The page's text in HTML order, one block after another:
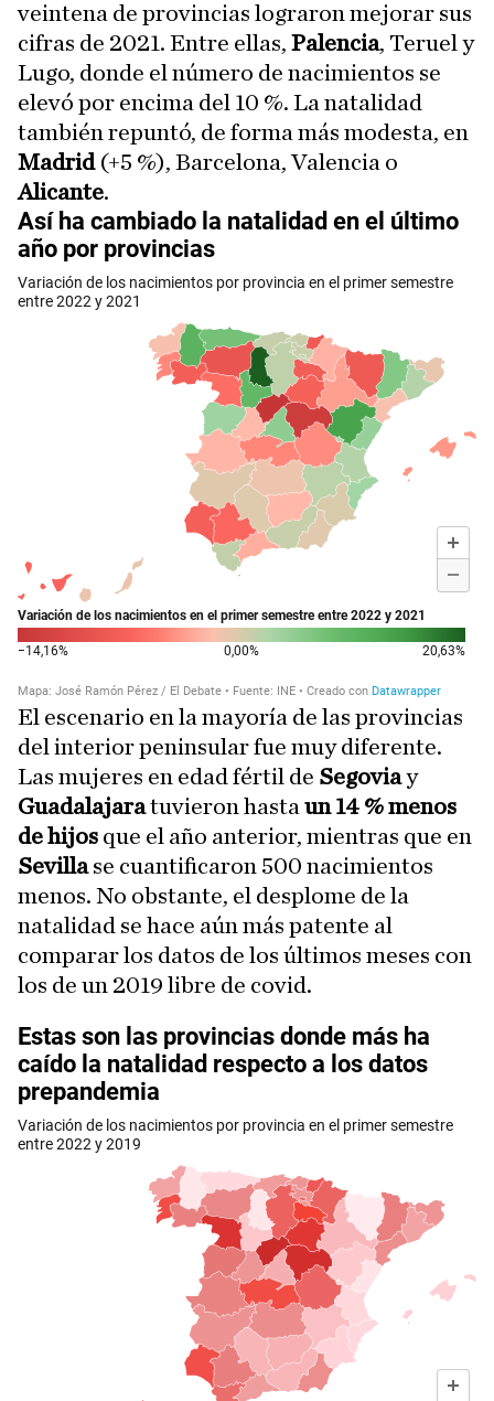
veintena de provincias lograron mejorar sus
cifras de 2021. Entre ellas, Palencia, Teruel y
Lugo, donde el número de nacimientos se
elevó por encima del 10 %. La natalidad
también repuntó, de forma más modesta, en
Madrid (+5 %), Barcelona, Valencia o
Alicante.
El escenario en la mayoría de las provincias
del interior peninsular fue muy diferente.
Las mujeres en edad fértil de Segoviay
Guadalajaratuvieron hasta un 14 % menos
de hijos que el año anterior, mientras que en
Sevillase cuantificaron 500 nacimientos
menos. No obstante, el desplome de la
natalidad se hace aún más patente al
comparar los datos de los últimos meses con
los de un 2019 libre de covid.